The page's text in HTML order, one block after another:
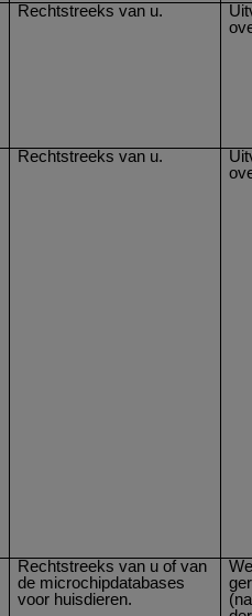
Rechtstreeks van u.
Rechtstreeks van u.
Rechtstreeks van u of van
de microchipdatabases
voor huisdieren.